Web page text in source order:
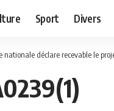
Sport Divers
nationale déclare recevable le